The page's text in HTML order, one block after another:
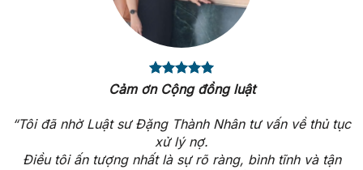
Cảm ơn Cộng đồng luật
“Tôi đã nhờ Luật sư Đặng Thành Nhân tư vấn về thủ tục
xử lý nợ.
Điều tôi ấn tượng nhất là sự rõ ràng, bình tĩnh và tận